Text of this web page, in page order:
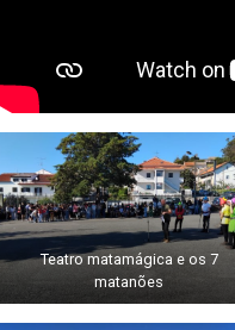
Teatro matamágica e os 7
matanões